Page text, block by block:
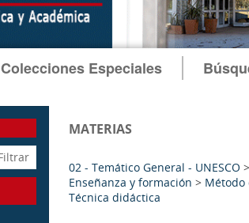
Colecciones Especiales
MATERIAS
02 - Temático General - UNESCO >
Enseñanza y formación > Método
Técnica didáctica